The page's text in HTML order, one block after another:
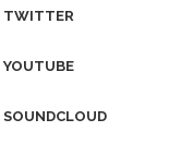
TWITTER
YOUTUBE
SOUNDCLOUD